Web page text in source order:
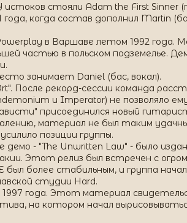
стояли Adam the First Sinner
когда состав дополнил Martin
в Варшаве летом 1992 года.
частью в польском подземелье.
занимает Daniel (бас, вокал).
После рекорд-сессии команда
и Imperator) не позволяло
присоединился новый
материал не был таким
позиции группы.
демо - "The Unwritten Law" - было
Этот релиз был встречен с
более стабильным, и группа
студии Hard.
1997 года. Этот материал
на котором начал